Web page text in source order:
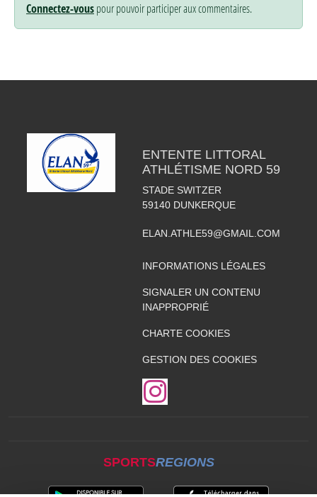
Connectez-vouspour pouvoir participer aux commentaires.
ENTENTE LITTORAL
ATHLÉTISME NORD 59
STADE SWITZER
59140 DUNKERQUE
ELAN.ATHLE59@GMAIL.COM
INFORMATIONS LÉGALES
SIGNALER UN CONTENU
INAPPROPRIÉ
CHARTE COOKIES
GESTION DES COOKIES
SPORTSREGIONS